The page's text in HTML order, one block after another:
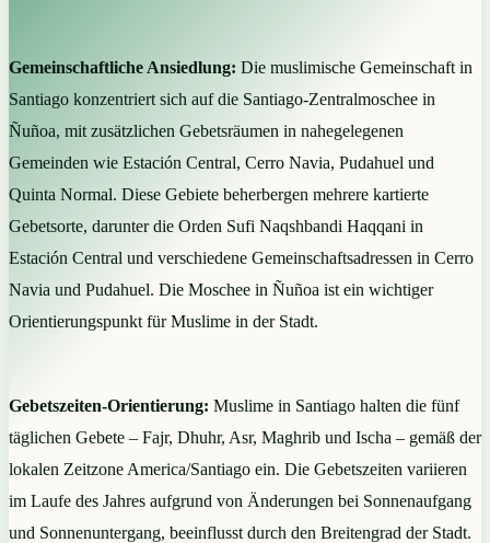
Gemeinschaftliche Ansiedlung: Die muslimische Gemeinschaft in
Santiago konzentriert sich auf die Santiago-Zentralmoschee in
Ñuñoa, mit zusätzlichen Gebetsräumen in nahegelegenen
Gemeinden wie Estación Central, Cerro Navia, Pudahuel und
Quinta Normal. Diese Gebiete beherbergen mehrere kartierte
Gebetsorte, darunter die Orden Sufi Naqshbandi Haqqani in
Estación Central und verschiedene Gemeinschaftsadressen in Cerro
Navia und Pudahuel. Die Moschee in Ñuñoa ist ein wichtiger
Orientierungspunkt für Muslime in der Stadt.
Gebetszeiten-Orientierung: Muslime in Santiago halten die fünf
täglichen Gebete – Fajr, Dhuhr, Asr, Maghrib und Ischa – gemäß der
lokalen Zeitzone America/Santiago ein. Die Gebetszeiten variieren
im Laufe des Jahres aufgrund von Änderungen bei Sonnenaufgang
und Sonnenuntergang, beeinflusst durch den Breitengrad der Stadt.